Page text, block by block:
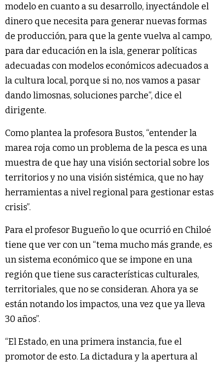
modelo en cuanto a su desarrollo, inyectándole el
dinero que necesita para generar nuevas formas
de producción, para que la gente vuelva al campo,
para dar educación en la isla, generar políticas
adecuadas con modelos económicos adecuados a
la cultura local, porque si no, nos vamos a pasar
dando limosnas, soluciones parche”, dice el
dirigente.
Como plantea la profesora Bustos, “entender la
marea roja como un problema de la pesca es una
muestra de que hay una visión sectorial sobre los
territorios y no una visión sistémica, que no hay
herramientas a nivel regional para gestionar estas
crisis”.
Para el profesor Bugueño lo que ocurrió en Chiloé
tiene que ver con un “tema mucho más grande, es
un sistema económico que se impone en una
región que tiene sus características culturales,
territoriales, que no se consideran. Ahora ya se
están notando los impactos, una vez que ya lleva
30 años”.
“El Estado, en una primera instancia, fue el
promotor de esto. La dictadura y la apertura al